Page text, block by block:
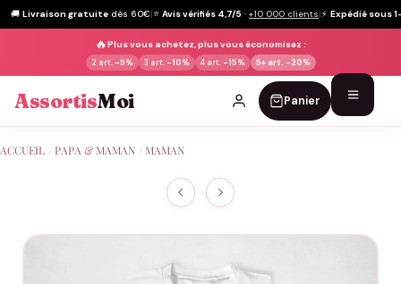
🚚 Livraison gratuite dès 60€|⭐ Avis vérifiés 4,7/5 · +10 000 clients|⚡ Expédié sous
🔥Plus vous achetez, plus vous économisez :
2 art. -5% 3 art. -10% 4 art. -15% 5+ art. -20%
AssortisMoi Panier
au
ACCUEIL PAPA & MAMAN MAMAN